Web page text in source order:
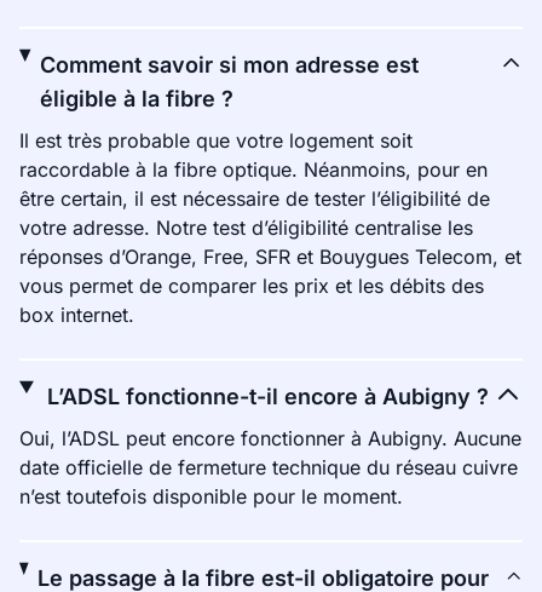
Comment savoir si mon adresse est
éligible à la fibre ?
Il est très probable que votre logement soit
raccordable à la fibre optique. Néanmoins, pour en
être certain, il est nécessaire de tester l’éligibilité de
votre adresse. Notre test d’éligibilité centralise les
réponses d’Orange, Free, SFR et Bouygues Telecom, et
vous permet de comparer les prix et les débits des
box internet.
L’ADSL fonctionne-t-il encore à Aubigny ?
Oui, l’ADSL peut encore fonctionner à Aubigny. Aucune
date officielle de fermeture technique du réseau cuivre
n’est toutefois disponible pour le moment.
Le passage à la fibre est-il obligatoire pour